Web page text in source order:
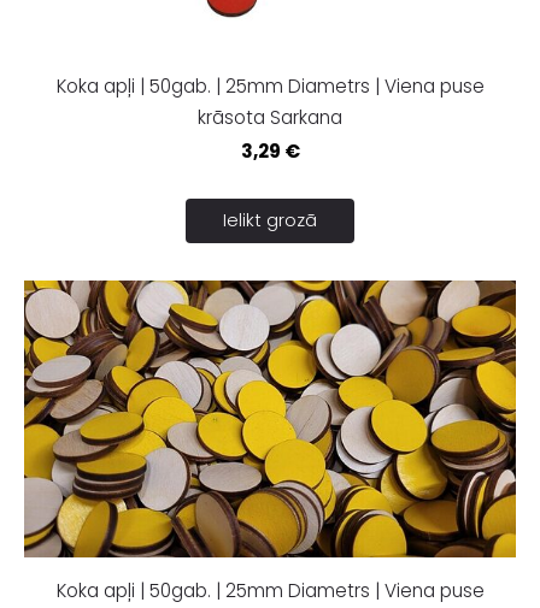
Koka apļi | 50gab. | 25mm Diametrs | Viena puse
krāsota Sarkana
3,29 €
Ielikt grozā
Koka apļi | 50gab. | 25mm Diametrs | Viena puse